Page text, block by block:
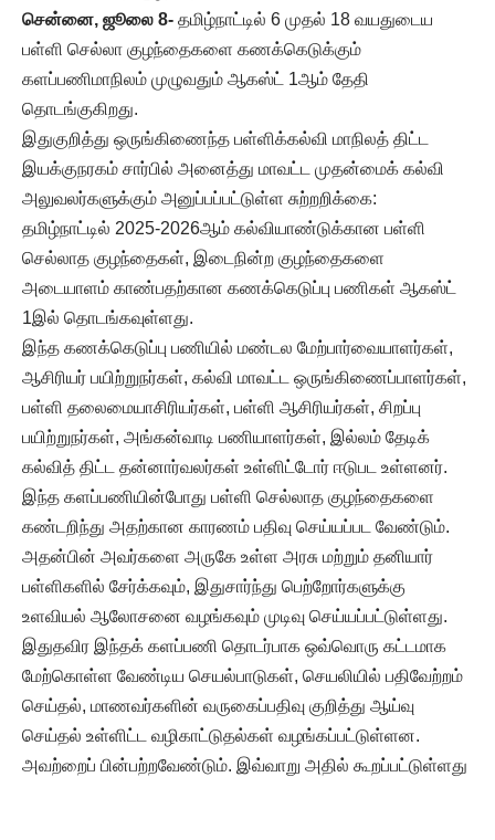
சென்னை, ஜூலை 8- தமிழ்நாட்டில் 6 முதல் 18 வயதுடைய
பள்ளி செல்லா குழந்தைகளை கணக்கெடுக்கும்
களப்பணிமாநிலம் முழுவதும் ஆகஸ்ட் 1ஆம் தேதி
தொடங்குகிறது.
இதுகுறித்து ஒருங்கிணைந்த பள்ளிக்கல்வி மாநிலத் திட்ட
இயக்குநரகம் சார்பில் அனைத்து மாவட்ட முதன்மைக் கல்வி
அலுவலர்களுக்கும் அனுப்பப்பட்டுள்ள சுற்றறிக்கை:
தமிழ்நாட்டில் 2025-2026ஆம் கல்வியாண்டுக்கான பள்ளி
செல்லாத குழந்தைகள், இடைநின்ற குழந்தைகளை
அடையாளம் காண்பதற்கான கணக்கெடுப்பு பணிகள் ஆகஸ்ட்
1இல் தொடங்கவுள்ளது.
இந்த கணக்கெடுப்பு பணியில் மண்டல மேற்பார்வையாளர்கள்,
ஆசிரியர் பயிற்றுநர்கள், கல்வி மாவட்ட ஒருங்கிணைப்பாளர்கள்,
பள்ளி தலைமையாசிரியர்கள், பள்ளி ஆசிரியர்கள், சிறப்பு
பயிற்றுநர்கள், அங்கன்வாடி பணியாளர்கள், இல்லம் தேடிக்
கல்வித் திட்ட தன்னார்வலர்கள் உள்ளிட்டோர் ஈடுபட உள்ளனர்.
இந்த களப்பணியின்போது பள்ளி செல்லாத குழந்தைகளை
கண்டறிந்து அதற்கான காரணம் பதிவு செய்யப்பட வேண்டும்.
அதன்பின் அவர்களை அருகே உள்ள அரசு மற்றும் தனியார்
பள்ளிகளில் சேர்க்கவும், இதுசார்ந்து பெற்றோர்களுக்கு
உளவியல் ஆலோசனை வழங்கவும் முடிவு செய்யப்பட்டுள்ளது.
இதுதவிர இந்தக் களப்பணி தொடர்பாக ஒவ்வொரு கட்டமாக
மேற்கொள்ள வேண்டிய செயல்பாடுகள், செயலியில் பதிவேற்றம்
செய்தல், மாணவர்களின் வருகைப்பதிவு குறித்து ஆய்வு
செய்தல் உள்ளிட்ட வழிகாட்டுதல்கள் வழங்கப்பட்டுள்ளன.
அவற்றைப் பின்பற்றவேண்டும். இவ்வாறு அதில் கூறப்பட்டுள்ளது